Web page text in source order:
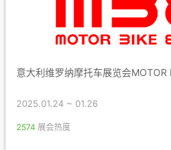
意大利维罗纳摩托车展览会MOTOR
2025.01.24 ~ 01.26
2574 展会热度